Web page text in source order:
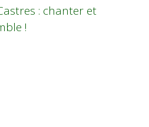
: chanter et
!